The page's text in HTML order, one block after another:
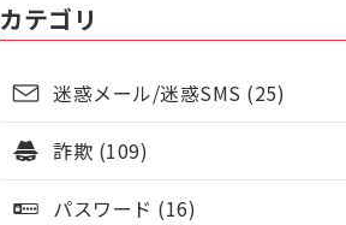
カテゴリ
迷惑メール/迷惑SMS (25)
詐欺 (109)
パスワード (16)